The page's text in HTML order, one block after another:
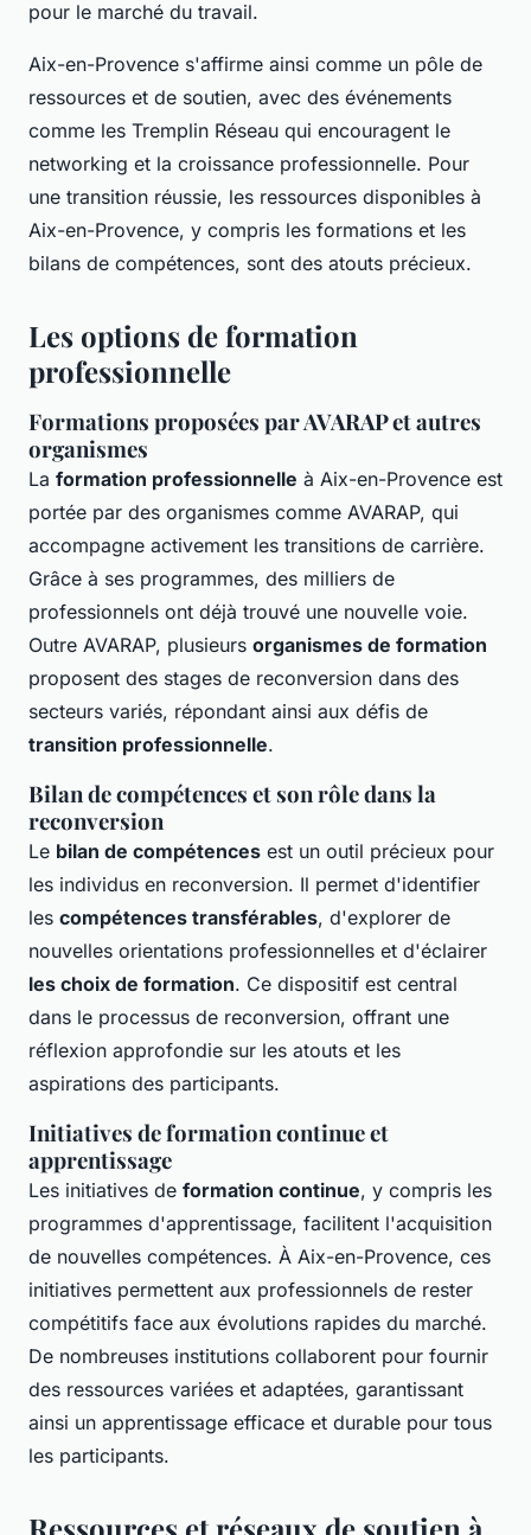
pour le marché du travail.
Aix-en-Provence s'affirme ainsi comme un pôle de
ressources et de soutien, avec des événements
comme les Tremplin Réseau qui encouragent le
networking et la croissance professionnelle. Pour
une transition réussie, les ressources disponibles à
Aix-en-Provence, y compris les formations et les
bilans de compétences, sont des atouts précieux.
Les options de formation
professionnelle
Formations proposées par AVARAP et autres
organismes
La formation professionnelle à Aix-en-Provence est
portée par des organismes comme AVARAP, qui
accompagne activement les transitions de carrière.
Grâce à ses programmes, des milliers de
professionnels ont déjà trouvé une nouvelle voie.
Outre AVARAP, plusieurs organismes de formation
proposent des stages de reconversion dans des
secteurs variés, répondant ainsi aux défis de
transition professionnelle.
Bilan de compétences et son rôle dans la
reconversion
Le bilan de compétences est un outil précieux pour
les individus en reconversion. Il permet d'identifier
les compétences transférables, d'explorer de
nouvelles orientations professionnelles et d'éclairer
les choix de formation. Ce dispositif est central
dans le processus de reconversion, offrant une
réflexion approfondie sur les atouts et les
aspirations des participants.
Initiatives de formation continue et
apprentissage
Les initiatives de formation continue, y compris les
programmes d'apprentissage, facilitent l'acquisition
de nouvelles compétences. À Aix-en-Provence, ces
initiatives permettent aux professionnels de rester
compétitifs face aux évolutions rapides du marché.
De nombreuses institutions collaborent pour fournir
des ressources variées et adaptées, garantissant
ainsi un apprentissage efficace et durable pour tous
les participants.